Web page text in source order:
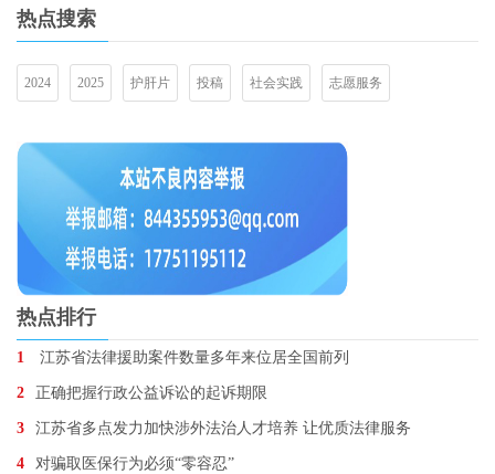
热点搜索
2024 2025 护肝片 投稿 社会实践 志愿服务
热点排行
1 江苏省法律援助案件数量多年来位居全国前列
2 正确把握行政公益诉讼的起诉期限
3 江苏省多点发力加快涉外法治人才培养 让优质法律服务
4 对骗取医保行为必须“零容忍”